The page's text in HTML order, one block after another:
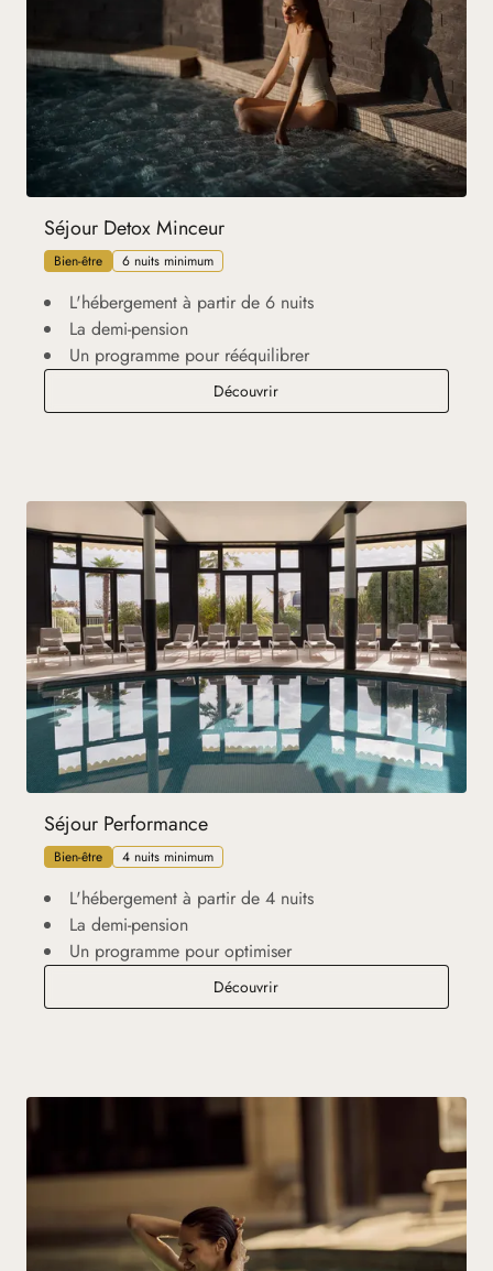
Séjour Detox Minceur
Bien-être 6 nuits minimum
L'hébergement à partir de 6 nuits
La demi-pension
Un programme pour rééquilibrer
DécouvrirSéjour Detox Minceur
Séjour Performance
Bien-être 4 nuits minimum
L'hébergement à partir de 4 nuits
La demi-pension
Un programme pour optimiser
DécouvrirSéjour Performance